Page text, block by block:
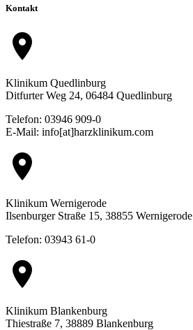
Kontakt
location_on
Klinikum Quedlinburg
Ditfurter Weg 24, 06484 Quedlinburg
Telefon: 03946 909-0
E-Mail: info[at]harzklinikum.com
location_on
Klinikum Wernigerode
Ilsenburger Straße 15, 38855 Wernigerode
Telefon: 03943 61-0
location_on
Klinikum Blankenburg
Thiestraße 7, 38889 Blankenburg